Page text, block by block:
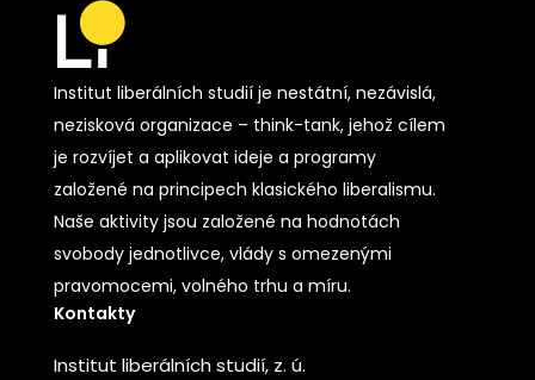
Institut liberálních studií je nestátní, nezávislá,
nezisková organizace – think-tank, jehož cílem
je rozvíjet a aplikovat ideje a programy
založené na principech klasického liberalismu.
Naše aktivity jsou založené na hodnotách
svobody jednotlivce, vlády s omezenými
pravomocemi, volného trhu a míru.
Kontakty
Institut liberálních studií, z. ú.